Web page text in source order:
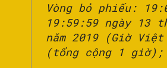
Vòng bỏ phiếu:
19:59:59 ngày 13
năm 2019 (Giờ Việt
(tổng cộng 1 giờ);